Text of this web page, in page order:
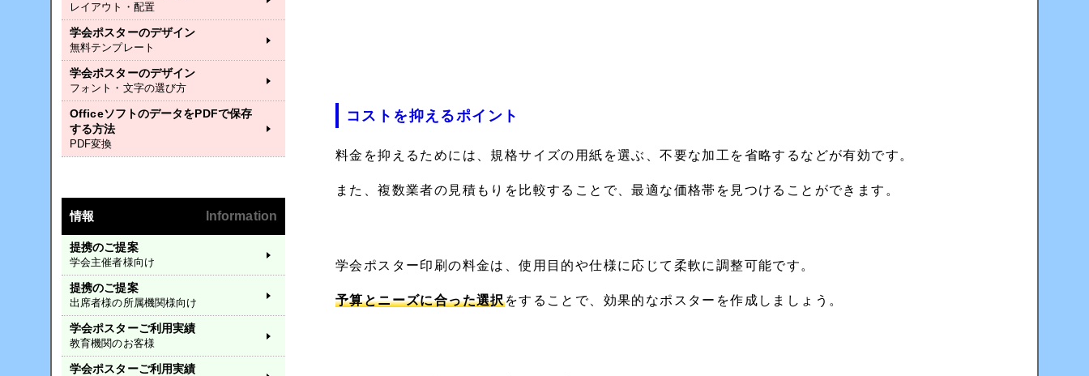
コストを抑えるポイント
料金を抑えるためには、規格サイズの用紙を選ぶ、不要な加工を省略するなどが有効です。
また、複数業者の見積もりを比較することで、最適な価格帯を見つけることができます。
学会ポスター印刷の料金は、使用目的や仕様に応じて柔軟に調整可能です。
予算とニーズに合った選択をすることで、効果的なポスターを作成しましょう。
レイアウト・配置
学会ポスターのデザイン
無料テンプレート
学会ポスターのデザイン
フォント・文字の選び方
OfficeソフトのデータをPDFで保存
する方法
PDF変換
情報 Information
提携のご提案
学会主催者様向け
提携のご提案
出席者様の所属機関様向け
学会ポスターご利用実績
教育機関のお客様
学会ポスターご利用実績